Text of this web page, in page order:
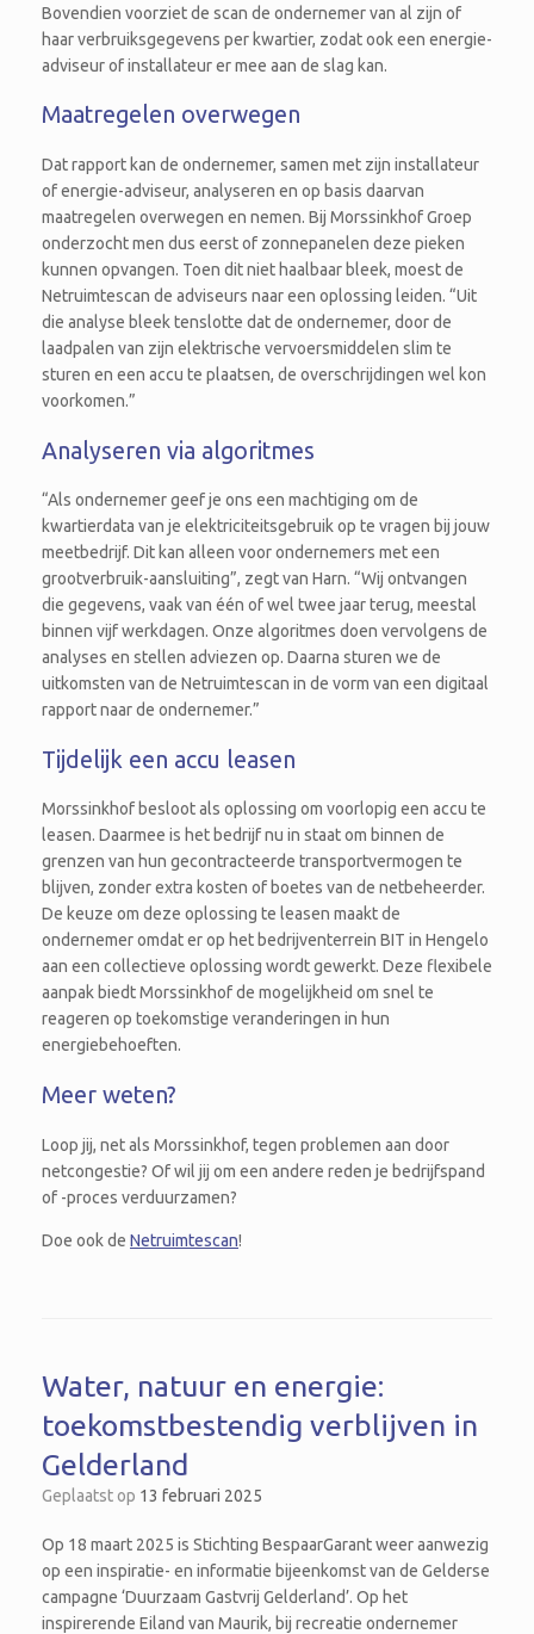
Bovendien voorziet de scan de ondernemer van al zijn of
haar verbruiksgegevens per kwartier, zodat ook een energie-
adviseur of installateur er mee aan de slag kan.
Maatregelen overwegen
Dat rapport kan de ondernemer, samen met zijn installateur
of energie-adviseur, analyseren en op basis daarvan
maatregelen overwegen en nemen. Bij Morssinkhof Groep
onderzocht men dus eerst of zonnepanelen deze pieken
kunnen opvangen. Toen dit niet haalbaar bleek, moest de
Netruimtescan de adviseurs naar een oplossing leiden. “Uit
die analyse bleek tenslotte dat de ondernemer, door de
laadpalen van zijn elektrische vervoersmiddelen slim te
sturen en een accu te plaatsen, de overschrijdingen wel kon
voorkomen.”
Analyseren via algoritmes
“Als ondernemer geef je ons een machtiging om de
kwartierdata van je elektriciteitsgebruik op te vragen bij jouw
meetbedrijf. Dit kan alleen voor ondernemers met een
grootverbruik-aansluiting”, zegt van Harn. “Wij ontvangen
die gegevens, vaak van één of wel twee jaar terug, meestal
binnen vijf werkdagen. Onze algoritmes doen vervolgens de
analyses en stellen adviezen op. Daarna sturen we de
uitkomsten van de Netruimtescan in de vorm van een digitaal
rapport naar de ondernemer.”
Tijdelijk een accu leasen
Morssinkhof besloot als oplossing om voorlopig een accu te
leasen. Daarmee is het bedrijf nu in staat om binnen de
grenzen van hun gecontracteerde transportvermogen te
blijven, zonder extra kosten of boetes van de netbeheerder.
De keuze om deze oplossing te leasen maakt de
ondernemer omdat er op het bedrijventerrein BIT in Hengelo
aan een collectieve oplossing wordt gewerkt. Deze flexibele
aanpak biedt Morssinkhof de mogelijkheid om snel te
reageren op toekomstige veranderingen in hun
energiebehoeften.
Meer weten?
Loop jij, net als Morssinkhof, tegen problemen aan door
netcongestie? Of wil jij om een andere reden je bedrijfspand
of -proces verduurzamen?
Doe ook de Netruimtescan!
Water, natuur en energie:
toekomstbestendig verblijven in
Gelderland
Geplaatst op 13 februari 2025
Op 18 maart 2025 is Stichting BespaarGarant weer aanwezig
op een inspiratie- en informatie bijeenkomst van de Gelderse
campagne ‘Duurzaam Gastvrij Gelderland’. Op het
inspirerende Eiland van Maurik, bij recreatie ondernemer